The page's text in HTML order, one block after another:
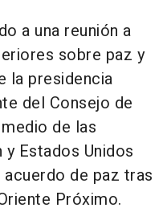
a una reunión a
sobre paz y
la presidencia
del Consejo de
de las
Estados Unidos
de paz tras
Próximo.